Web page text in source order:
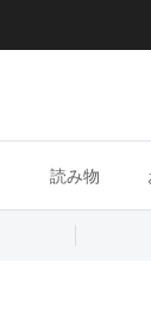
読み物